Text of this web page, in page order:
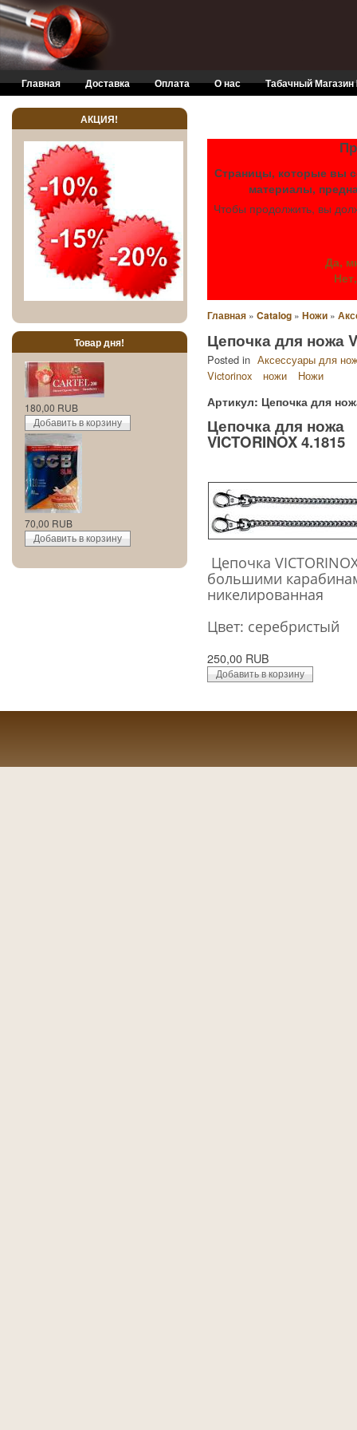
Skip to main content
Главная Доставка Оплата О нас Табачный
Страницы, которые вы
материалы,
Чтобы продолжить, вы
Да,
Главная » Catalog » Ножи »
Цепочка для ножа
Posted in Аксессуары для
Victorinox
ножи Ножи
Артикул: Цепочка для
Цепочка для ножа
VICTORINOX 4.1815
Цепочка
большими
никелированная
Цвет: серебристый
250,00 RUB
АКЦИЯ!
Товар дня!
180,00 RUB
70,00 RUB